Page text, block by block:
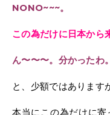
NONO~~~。
この為だけに日本から
ん〜〜〜。分かったわ
と、少額ではあります
本当にこの為だけに